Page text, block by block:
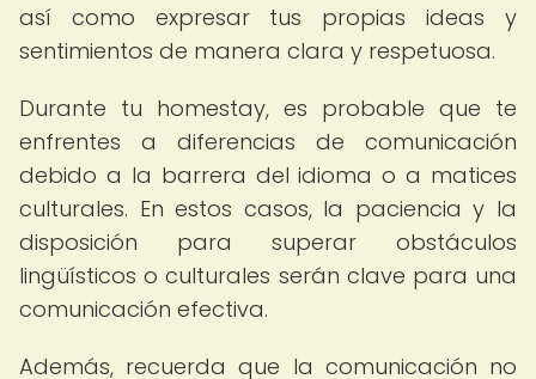
así como expresar tus propias ideas y
sentimientos de manera clara y respetuosa.
Durante tu homestay, es probable que te
enfrentes a diferencias de comunicación
debido a la barrera del idioma o a matices
culturales. En estos casos, la paciencia y la
disposición para superar obstáculos
lingüísticos o culturales serán clave para una
comunicación efectiva.
Además, recuerda que la comunicación no